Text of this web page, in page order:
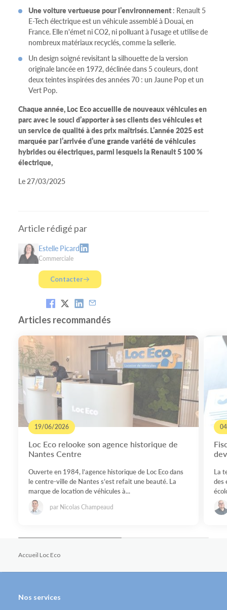
Une voiture vertueuse pour l’environnement: Renault 5
E-Tech électrique est un véhicule assemblé à Douai, en
France. Elle n'émet ni CO2, ni polluant à l'usage et utilise de
nombreux matériaux recyclés, comme la sellerie.
Un design soigné revisitant la silhouette de la version
originale lancée en 1972, déclinée dans 5 couleurs, dont
deux teintes inspirées des années 70 : un Jaune Pop et un
Vert Pop.
Chaque année, Loc Eco accueille de nouveaux véhicules en
parc avec le souci d’apporter à ses clients des véhicules et
un service de qualité à des prix maîtrisés. L’année 2025 est
marquée par l’arrivée d’une grande variété de véhicules
hybrides ou électriques, parmi lesquels la Renault 5 100 %
électrique,
Le 27/03/2025
Article rédigé par
Estelle Picard
Commerciale
Contacter
Articles recommandés
19/06/2026
Loc Eco relooke son agence historique de
Nantes Centre
Ouverte en 1984, l’agence historique de Loc Eco dans
le centre-ville de Nantes s’est refait une beauté. La
marque de location de véhicules à...
par Nicolas Champeaud
La
des
Accueil Loc Eco
Nos services